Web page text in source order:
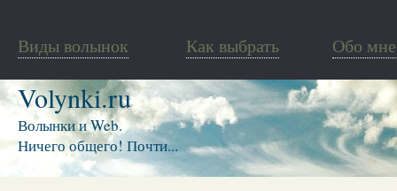
Виды волынок Как выбрать Обо мне
Volynki.ru
Волынки и Web.
Ничего общего! Почти...